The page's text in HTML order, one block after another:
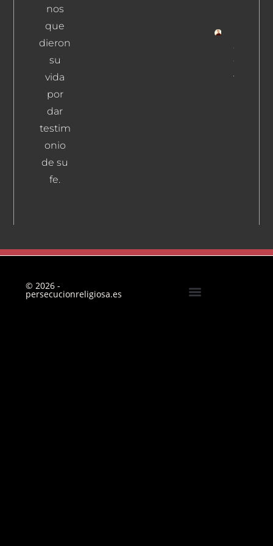
nos
que
dieron
su
vida
por
dar
testim
onio
de su
fe.
Gallardo
Garnica,
Julián
© 2026 -
persecucionreligiosa.es